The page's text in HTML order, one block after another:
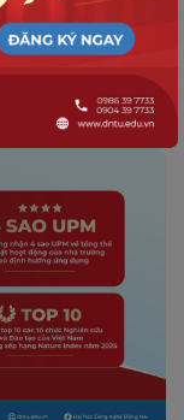
Đồng Nai
đăng ký
năm 2026